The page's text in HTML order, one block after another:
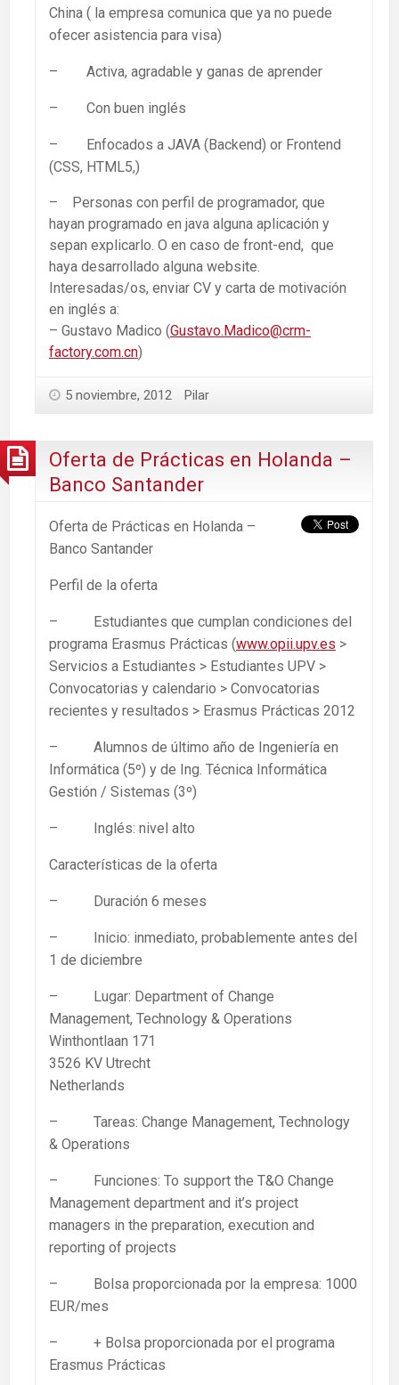
China ( la empresa comunica que ya no puede
ofecer asistencia para visa)
– Activa, agradable y ganas de aprender
– Con buen inglés
– Enfocados a JAVA (Backend) or Frontend
(CSS, HTML5,)
– Personas con perfil de programador, que
hayan programado en java alguna aplicación y
sepan explicarlo. O en caso de front-end, que
haya desarrollado alguna website.
Interesadas/os, enviar CV y carta de motivación
en inglés a:
– Gustavo Madico (Gustavo.Madico@crm-
factory.com.cn)
5 noviembre, 2012 Pilar
Oferta de Prácticas en Holanda –
Banco Santander
Oferta de Prácticas en Holanda –
Banco Santander
Perfil de la oferta
– Estudiantes que cumplan condiciones del
programa Erasmus Prácticas (www.opii.upv.es >
Servicios a Estudiantes > Estudiantes UPV >
Convocatorias y calendario > Convocatorias
recientes y resultados > Erasmus Prácticas 2012
– Alumnos de último año de Ingeniería en
Informática (5º) y de Ing. Técnica Informática
Gestión / Sistemas (3º)
– Inglés: nivel alto
Características de la oferta
– Duración 6 meses
– Inicio: inmediato, probablemente antes del
1 de diciembre
– Lugar: Department of Change
Management, Technology & Operations
Winthontlaan 171
3526 KV Utrecht
Netherlands
– Tareas: Change Management, Technology
& Operations
– Funciones: To support the T&O Change
Management department and it’s project
managers in the preparation, execution and
reporting of projects
– Bolsa proporcionada por la empresa: 1000
EUR/mes
– + Bolsa proporcionada por el programa
Erasmus Prácticas